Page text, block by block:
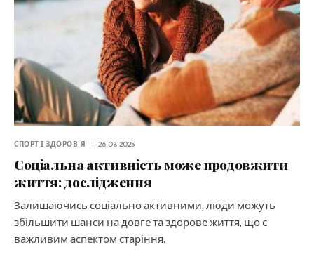
СПОРТ І ЗДОРОВ`Я 26.08.2025
Соціальна активність може продовжити
життя: дослідження
Залишаючись соціально активними, люди можуть
збільшити шанси на довге та здорове життя, що є
важливим аспектом старіння.